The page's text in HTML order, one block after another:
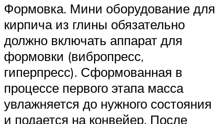
Формовка. Мини оборудование для
кирпича из глины обязательно
должно включать аппарат для
формовки (вибропресс,
гиперпресс). Сформованная в
процессе первого этапа масса
увлажняется до нужного состояния
и подается на конвейер. После